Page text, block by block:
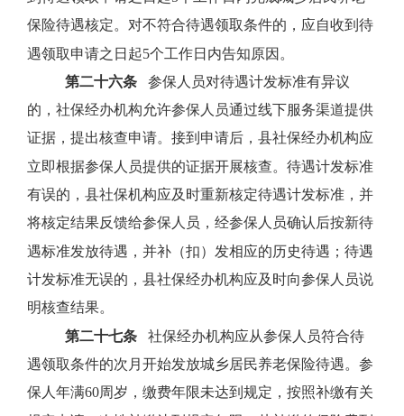
保险待遇核定。对不符合待遇领取条件的，应自收到待
遇领取申请之日起5个工作日内告知原因。
第二十六条
参保人员对待遇计发标准有异议
的，社保经办机构允许参保人员通过线下服务渠道提供
证据，提出核查申请。接到申请后，县社保经办机构应
立即根据参保人员提供的证据开展核查。待遇计发标准
有误的，县社保机构应及时重新核定待遇计发标准，并
将核定结果反馈给参保人员，经参保人员确认后按新待
遇标准发放待遇，并补（扣）发相应的历史待遇；待遇
计发标准无误的，县社保经办机构应及时向参保人员说
明核查结果。
第二十七条
社保经办机构应从参保人员符合待
遇领取条件的次月开始发放城乡居民养老保险待遇。参
保人年满60周岁，缴费年限未达到规定，按照补缴有关